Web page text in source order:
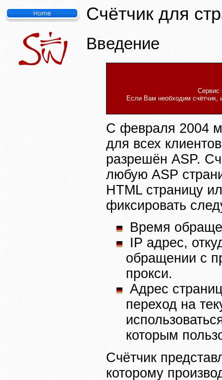
Счётчик для
Введение
Сервис
Если Вам необходим счётчик,
С февраля 2004
для всех
разрешён ASP.
любую ASP
HTML страницу
фиксировать
Время
IP адрес,
обращении с
прокси.
Адрес
переход на
которым
Счётчик
которому